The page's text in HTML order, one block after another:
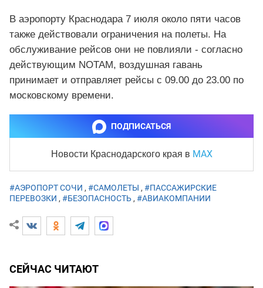
В аэропорту Краснодара 7 июля около пяти часов
также действовали ограничения на полеты. На
обслуживание рейсов они не повлияли - согласно
действующим NOTAM, воздушная гавань
принимает и отправляет рейсы с 09.00 до 23.00 по
московскому времени.
ПОДПИСАТЬСЯ
Новости Краснодарского края в MAX
#АЭРОПОРТ СОЧИ , #САМОЛЕТЫ , #ПАССАЖИРСКИЕ
ПЕРЕВОЗКИ , #БЕЗОПАСНОСТЬ , #АВИАКОМПАНИИ
СЕЙЧАС ЧИТАЮТ